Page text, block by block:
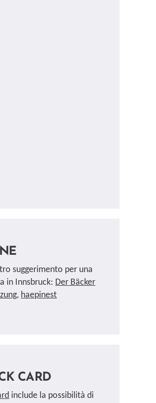
suggerimento per una
in Innsbruck: Der Bäcker
, haepinest
CARD
include la possibilità di